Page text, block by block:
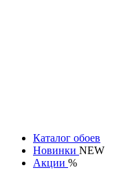
Каталог обоев
Новинки NEW
Акции %